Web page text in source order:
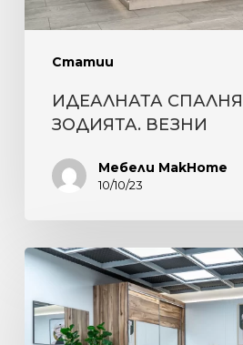
Статии
ИДЕАЛНАТА
ЗОДИЯТА. ВЕЗНИ
Мебели MakHome
10/10/23
ПОЛЪХ
ЕСЕН